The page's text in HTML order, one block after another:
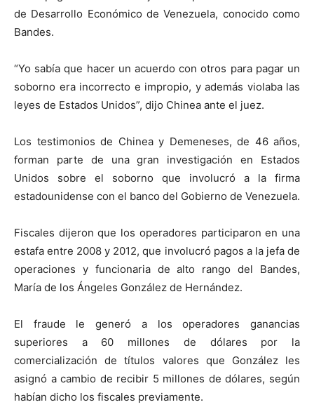
de Desarrollo Económico de Venezuela, conocido como
Bandes.
“Yo sabía que hacer un acuerdo con otros para pagar un
soborno era incorrecto e impropio, y además violaba las
leyes de Estados Unidos”, dijo Chinea ante el juez.
Los testimonios de Chinea y Demeneses, de 46 años,
forman parte de una gran investigación en Estados
Unidos sobre el soborno que involucró a la firma
estadounidense con el banco del Gobierno de Venezuela.
Fiscales dijeron que los operadores participaron en una
estafa entre 2008 y 2012, que involucró pagos a la jefa de
operaciones y funcionaria de alto rango del Bandes,
María de los Ángeles González de Hernández.
El fraude le generó a los operadores ganancias
superiores a 60 millones de dólares por la
comercialización de títulos valores que González les
asignó a cambio de recibir 5 millones de dólares, según
habían dicho los fiscales previamente.